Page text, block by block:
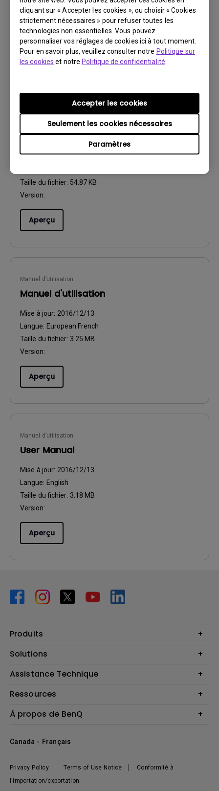
cliquant sur « Accepter les cookies », ou choisir « Cookies
strictement nécessaires » pour refuser toutes les
technologies non essentielles. Vous pouvez
personnaliser vos réglages de cookies ici à tout moment.
Pour en savoir plus, veuillez consulter notre Politique sur
les cookies et notre Politique de confidentialité
Paramètres
Seulement les cookies nécessaires
Accepter les cookies
Langue:European French
Version:
Aperçu
Manuel d’utilisation
Safety Warning and Notice
Mise à jour:2021/01/06
Taille du fichier: 54.87 KB
Version:
Aperçu
Manuel d’utilisation
Manuel d'utilisation
Mise à jour: 2016/12/13
Langue: European French
Taille du fichier: 3.25 MB
Version:
Aperçu
Manuel d’utilisation
User Manual
Mise à jour: 2016/12/13
Langue: English
Taille du fichier: 3.18 MB
Version:
Aperçu
Produits
Vidéoprojecteurs
Éclairage
Haut-parleur
Solutions
Business Display
Assistance Technique
Contactez-nous
Recycling
Ressources
Centre de connaissances
À propos de BenQ
Développement durable
Privacy Policy
Terms of Use Notice
Conformité à
l'importation/exportation
Canada - Français